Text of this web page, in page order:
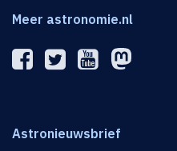
Meer astronomie.nl
Astronieuwsbrief